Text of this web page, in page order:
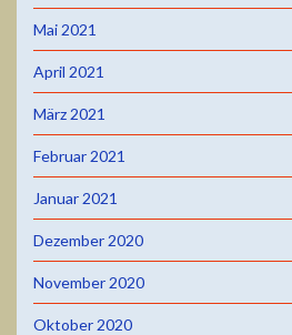
Mai 2021
April 2021
März 2021
Februar 2021
Januar 2021
Dezember 2020
November 2020
Oktober 2020